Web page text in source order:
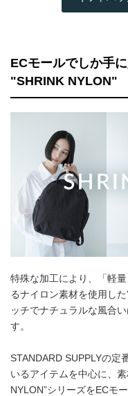
ECモールでしか手
"SHRINK NYLON"
特殊な加工により、「軽
るナイロン素材を使用し
ッチでナチュラルな風合
す。
STANDARD SUPPLYの定
いるアイテムを中心に、
NYLON”シリーズをECモ